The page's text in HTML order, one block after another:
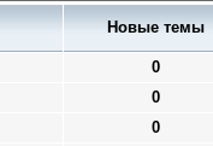
Новые темы
0
0
0